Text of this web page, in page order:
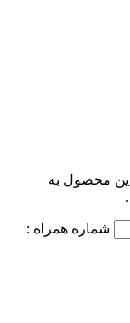
محصول به
شماره همراه :